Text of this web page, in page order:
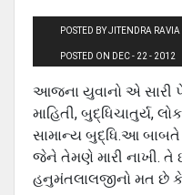
POSTED BY JITENDRA RAVIA
POSTED ON DEC - 22 - 2012
આજના યુવાનો એ સારી
માહિતી,
સામાન્ય બુદ્ધિ.આ બાબતે
જેને તેમણે મારી નાખી. તે
હનુમંતલાલજીનો મત છે કે